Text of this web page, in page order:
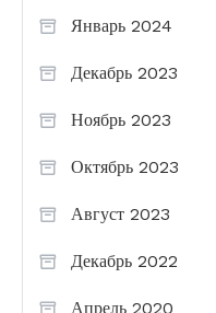
Январь 2024
Декабрь 2023
Ноябрь 2023
Октябрь 2023
Август 2023
Декабрь 2022
Апрель 2020